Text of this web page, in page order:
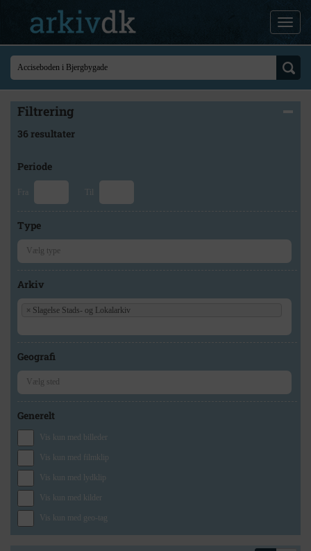
Filtrering
36 resultater
Periode
Fra Til
Type
Arkiv
× Slagelse Stads- og Lokalarkiv
Geografi
Generelt
Vis kun med billeder
Vis kun med filmklip
Vis kun med lydklip
Vis kun med kilder
Vis kun med geo-tag